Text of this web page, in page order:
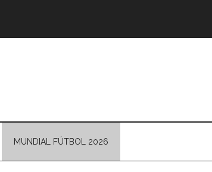
MUNDIAL FÚTBOL 2026